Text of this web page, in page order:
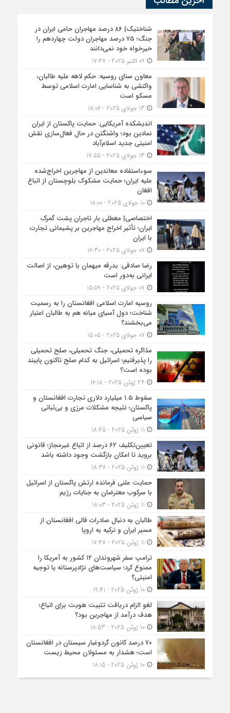
شناختیک| ۸۶ درصد مهاجران حامی ایران در
جنگ؛ ۷۵ درصد مهاجران دولت چهاردهم را
خیرخواه خود نمی‌دانند
معاون سنای روسیه: حکم لاهه علیه طالبان،
واکنشی به شناسایی امارت اسلامی توسط
مسکو است
اندیشکده آمریکایی: حمایت پاکستان از ایران
نمادین بود؛ واشنگتن در حال فعال‌سازی نقش
امنیتی جدید اسلام‌آباد
سوءاستفاده معاندین از مهاجرین اخراج‌شده
علیه ایران؛ حمایت مشکوک بلوچستان از اتباع
افغان
10 جولای 2025 - 18:00
اختصاصی| معطلی بار تاجران پشت گمرک
ایران؛ تأثیر اخراج مهاجرین بر پشیمانی تجارت
با ایران
رضا صادقی: بدرقه میهمان با توهین، از اصالت
ایرانی به‌دور است
روسیه امارت اسلامی افغانستان را به رسمیت
شناخت؛ دول آسیای میانه هم به طالبان اعتبار
می‎‌بخشند؟
مذاکره تحمیلی، جنگ تحمیلی، صلح تحمیلی
را پذیرفتیم؛ اسرائیل به کدام صلح تاکنون پایبند
بوده است؟
سقوط ۱.۵ میلیارد دلاری تجارت افغانستان و
پاکستان؛ نتیجه مشکلات مرزی و بی‌ثباتی
سیاسی
تعیین‌تکلیف ۶۲ درصد از اتباع غیرمجاز؛ قانونی
بروید تا امکان بازگشت وجود داشته باشد
حمایت علنی فرمانده ارتش پاکستان از اسرائیل
با سرکوب معترضان به جنایات رژیم
طالبان به دنبال صادرات قالی افغانستان از
مسیر ایران و ترکیه به اروپا
ترامپ سفر شهروندان ۱۲ کشور به آمریکا را
ممنوع کرد؛ سیاست‌های نژادپرستانه یا توجیه
امنیتی؟
10 ژوئن 2025 - 19:41
لغو الزام دریافت تثبیت هویت برای اتباع؛
هدف درآمد از مهاجرین بود؟
10 ژوئن 2025 - 18:53
۷۰ درصد کانون گردوغبار سیستان در افغانستان
است؛ هشدار به مسئولان محیط زیست
10 ژوئن 2025 - 18:15